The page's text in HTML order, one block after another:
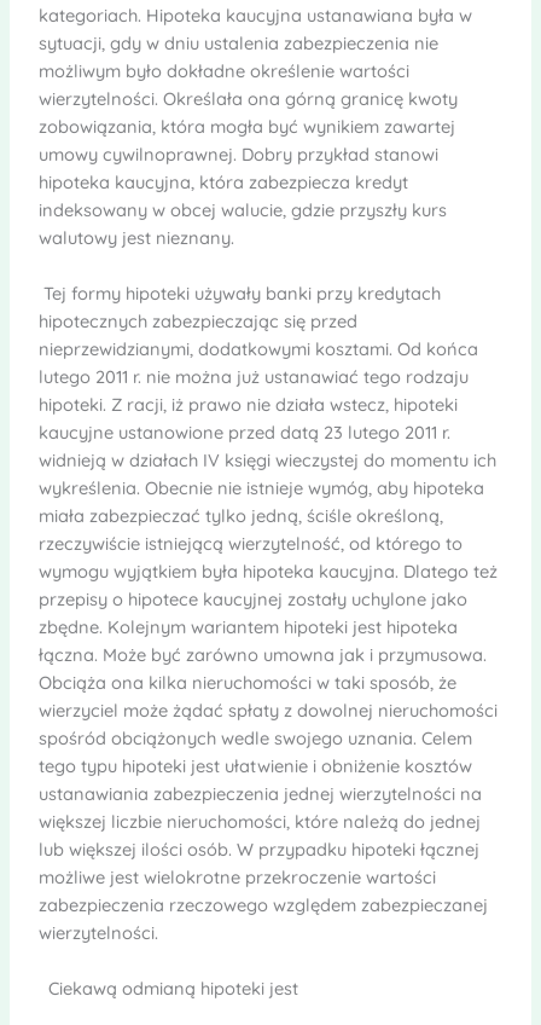
kategoriach. Hipoteka kaucyjna ustanawiana była w
sytuacji, gdy w dniu ustalenia zabezpieczenia nie
możliwym było dokładne określenie wartości
wierzytelności. Określała ona górną granicę kwoty
zobowiązania, która mogła być wynikiem zawartej
umowy cywilnoprawnej. Dobry przykład stanowi
hipoteka kaucyjna, która zabezpiecza kredyt
indeksowany w obcej walucie, gdzie przyszły kurs
walutowy jest nieznany.
Tej formy hipoteki używały banki przy kredytach
hipotecznych zabezpieczając się przed
nieprzewidzianymi, dodatkowymi kosztami. Od końca
lutego 2011 r. nie można już ustanawiać tego rodzaju
hipoteki. Z racji, iż prawo nie działa wstecz, hipoteki
kaucyjne ustanowione przed datą 23 lutego 2011 r.
widnieją w działach IV księgi wieczystej do momentu ich
wykreślenia. Obecnie nie istnieje wymóg, aby hipoteka
miała zabezpieczać tylko jedną, ściśle określoną,
rzeczywiście istniejącą wierzytelność, od którego to
wymogu wyjątkiem była hipoteka kaucyjna. Dlatego też
przepisy o hipotece kaucyjnej zostały uchylone jako
zbędne. Kolejnym wariantem hipoteki jest hipoteka
łączna. Może być zarówno umowna jak i przymusowa.
Obciąża ona kilka nieruchomości w taki sposób, że
wierzyciel może żądać spłaty z dowolnej nieruchomości
spośród obciążonych wedle swojego uznania. Celem
tego typu hipoteki jest ułatwienie i obniżenie kosztów
ustanawiania zabezpieczenia jednej wierzytelności na
większej liczbie nieruchomości, które należą do jednej
lub większej ilości osób. W przypadku hipoteki łącznej
możliwe jest wielokrotne przekroczenie wartości
zabezpieczenia rzeczowego względem zabezpieczanej
wierzytelności.
Ciekawą odmianą hipoteki jest